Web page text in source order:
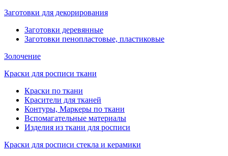
Заготовки для декорирования
Заготовки деревянные
Заготовки пенопластовые, пластиковые
Золочение
Краски для росписи ткани
Краски по ткани
Красители для тканей
Контуры, Маркеры по ткани
Вспомагательные материалы
Изделия из ткани для росписи
Краски для росписи стекла и керамики